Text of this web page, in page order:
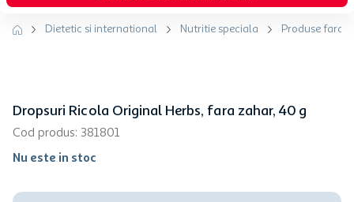
Dietetic si international Nutritie speciala Produse fara
Dropsuri Ricola Original Herbs, fara zahar, 40 g
Cod produs: 381801
Nu este in stoc